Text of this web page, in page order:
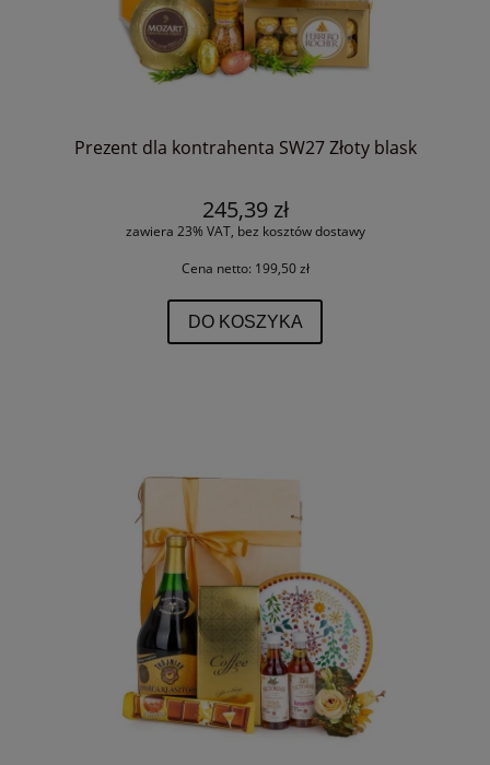
Prezent dla kontrahenta SW27 Złoty blask
245,39 zł
zawiera 23% VAT, bez kosztów dostawy
Cena netto: 199,50 zł
DO KOSZYKA